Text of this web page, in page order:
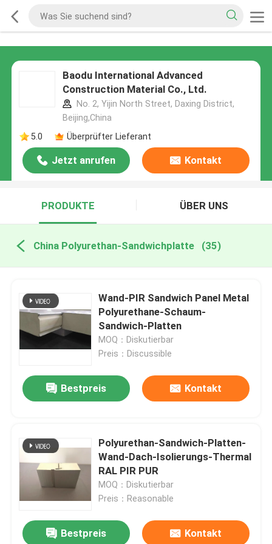
Baodu International Advanced
Construction Material Co., Ltd.
No. 2, Yijin North Street, Daxing District,
Beijing,China
5.0
Überprüfter Lieferant
Jetzt anrufen Kontakt
PRODUKTE ÜBER UNS
China Polyurethan-Sandwichplatte (35)
Wand-PIR Sandwich Panel Metal
Polyurethane-Schaum-
Sandwich-Platten
MOQ：Diskutierbar
Preis：Discussible
Bestpreis Kontakt
Polyurethan-Sandwich-Platten-
Wand-Dach-Isolierungs-Thermal
RAL PIR PUR
MOQ：Diskutierbar
Preis：Reasonable
Bestpreis Kontakt